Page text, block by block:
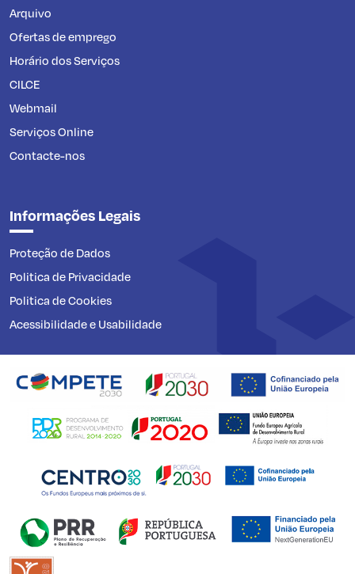
Arquivo
Ofertas de emprego
Horário dos Serviços
CILCE
Webmail
Serviços Online
Contacte-nos
Informações Legais
Proteção de Dados
Politica de Privacidade
Politica de Cookies
Acessibilidade e Usabilidade